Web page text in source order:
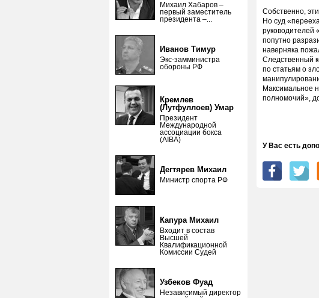
Михаил Хабаров –
первый заместитель
президента –...
Иванов Тимур
Экс-замминистра
обороны РФ
Кремлев
(Лутфуллоев) Умар
Президент
Международной
ассоциации бокса
(AIBA)
Дегтярев Михаил
Министр спорта РФ
Капура Михаил
Входит в состав
Высшей
Квалификационной
Комиссии Судей
Узбеков Фуад
Независимый директор
Собственно,
Но суд
руководителей
попутно
наверняка
Следственный
по статьям о
Максимальное
полномочий»,
У Вас есть